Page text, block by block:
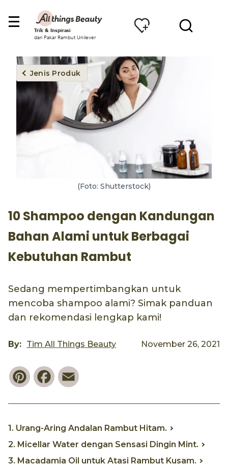
Trik & Inspirasi
dari Pakar Rambut Unilever
Jenis Produk
(Foto: Shutterstock)
10 Shampoo dengan Kandungan
Bahan Alami untuk Berbagai
Kebutuhan Rambut
Sedang mempertimbangkan untuk
mencoba shampoo alami? Simak panduan
dan rekomendasi lengkap kami!
By: Tim All Things Beauty November 26, 2021
PinterestFacebook
1. Urang-Aring Andalan Rambut Hitam.
2. Micellar Water dengan Sensasi Dingin Mint.
3. Macadamia Oil untuk Atasi Rambut Kusam.